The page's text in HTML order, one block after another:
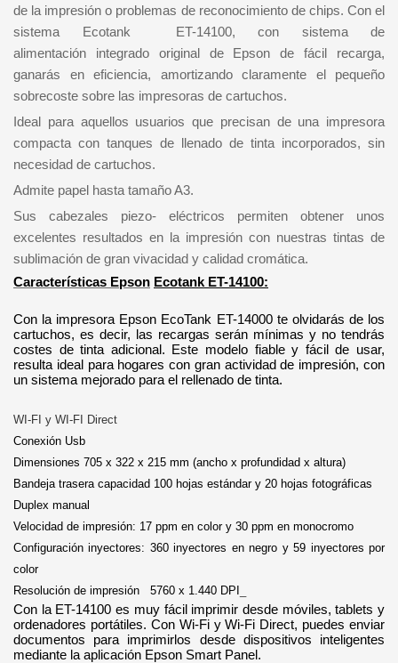
de la impresión o problemas de reconocimiento de chips. Con el
sistema Ecotank ET-14100, con sistema de
alimentación integrado original de Epson de fácil recarga,
ganarás en eficiencia, amortizando claramente el pequeño
sobrecoste sobre las impresoras de cartuchos.
Ideal para aquellos usuarios que precisan de una impresora
compacta con tanques de llenado de tinta incorporados, sin
necesidad de cartuchos.
Admite papel hasta tamaño A3.
Sus cabezales piezo- eléctricos permiten obtener unos
excelentes resultados en la impresión con nuestras tintas de
sublimación de gran vivacidad y calidad cromática.
Características Epson Ecotank ET-14100:
Con la impresora Epson EcoTank ET-14000 te olvidarás de los
cartuchos, es decir, las recargas serán mínimas y no tendrás
costes de tinta adicional. Este modelo fiable y fácil de usar,
resulta ideal para hogares con gran actividad de impresión, con
un sistema mejorado para el rellenado de tinta.
WI-FI y WI-FI Direct
Conexión Usb
Dimensiones 705 ‎ x 322 x 215 mm (ancho x profundidad x altura)
Bandeja trasera capacidad 100 hojas estándar y 20 hojas fotográficas
Duplex manual
Velocidad de impresión: 17 ppm en color y 30 ppm en monocromo
Configuración inyectores: 360 inyectores en negro y 59 inyectores por
color
Resolución de impresión 5760 x 1.440 DPI
Con la ET-14100 es muy fácil imprimir desde móviles, tablets y
ordenadores portátiles. Con Wi-Fi y Wi-Fi Direct, puedes enviar
documentos para imprimirlos desde dispositivos inteligentes
mediante la aplicación Epson Smart Panel.